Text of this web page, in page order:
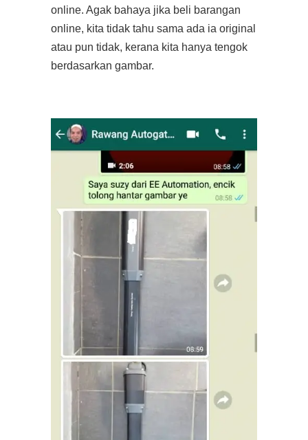
online. Agak bahaya jika beli barangan
online, kita tidak tahu sama ada ia original
atau pun tidak, kerana kita hanya tengok
berdasarkan gambar.